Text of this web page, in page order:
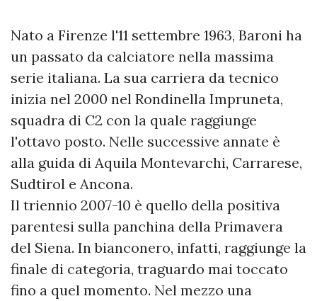
Nato a Firenze l'11 settembre 1963, Baroni ha
un passato da calciatore nella massima
serie italiana. La sua carriera da tecnico
inizia nel 2000 nel Rondinella Impruneta,
squadra di C2 con la quale raggiunge
l'ottavo posto. Nelle successive annate è
alla guida di Aquila Montevarchi, Carrarese,
Sudtirol e Ancona.
Il triennio 2007-10 è quello della positiva
parentesi sulla panchina della Primavera
del Siena. In bianconero, infatti, raggiunge la
finale di categoria, traguardo mai toccato
fino a quel momento. Nel mezzo una